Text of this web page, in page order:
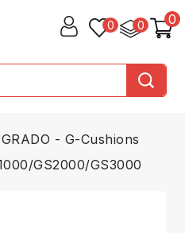
0
0
0
GRADO - G-Cushions
GS2000/GS3000